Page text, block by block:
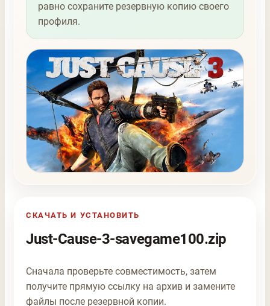
равно сохраните резервную копию своего
профиля.
СКАЧАТЬ И УСТАНОВИТЬ
Just-Cause-3-savegame100.zip
Сначала проверьте совместимость, затем
получите прямую ссылку на архив и замените
файлы после резервной копии.